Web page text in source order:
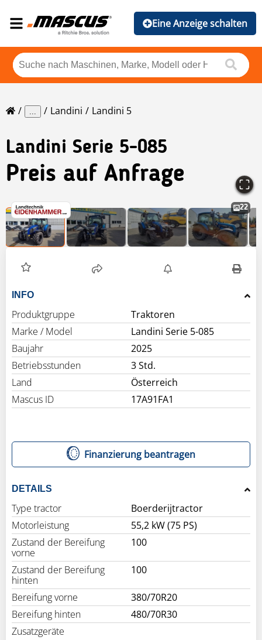
Eine Anzeige schalten
... Landini Landini 5
Landini Serie 5-085
Preis auf Anfrage
22
INFO
Produktgruppe
Traktoren
Marke / Model
Landini Serie 5-085
Baujahr
2025
Betriebsstunden
3 Std.
Land
Österreich
Mascus ID
17A91FA1
Finanzierung beantragen
DETAILS
Type tractor
Boerderijtractor
Motorleistung
55,2 kW (75 PS)
Zustand der Bereifung
vorne
100
Zustand der Bereifung
hinten
100
Bereifung vorne
380/70R20
Bereifung hinten
480/70R30
Zusatzgeräte